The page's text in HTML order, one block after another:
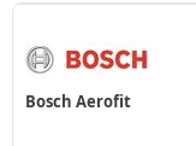
Bosch Aerofit